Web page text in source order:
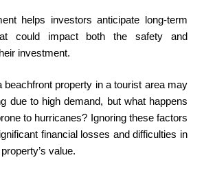
helps investors anticipate long-term
could impact both the safety and
investment.
beachfront property in a tourist area may
due to high demand, but what happens
to hurricanes? Ignoring these factors
financial losses and difficulties in
value.